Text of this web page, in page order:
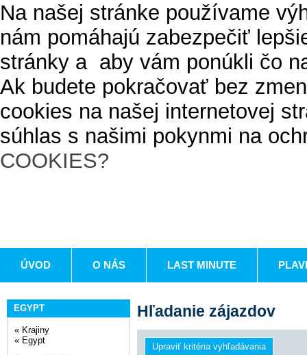
Na našej stránke používame
nám pomáhajú zabezpečiť
stránky a aby vám ponúkli čo
Ak budete pokračovať bez
cookies na našej internetovej
súhlas s našimi pokynmi na
COOKIES?
ÚVOD O NÁS LAST MINUTE
EGYPT
« Krajiny
« Egypt
Hľadanie zájazdov